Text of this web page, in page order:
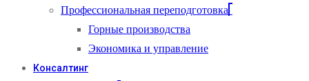
Профессиональная переподготовка
Горные производства
Экономика и управление
Консалтинг